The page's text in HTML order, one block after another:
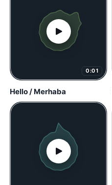
0:01
Hello / Merhaba